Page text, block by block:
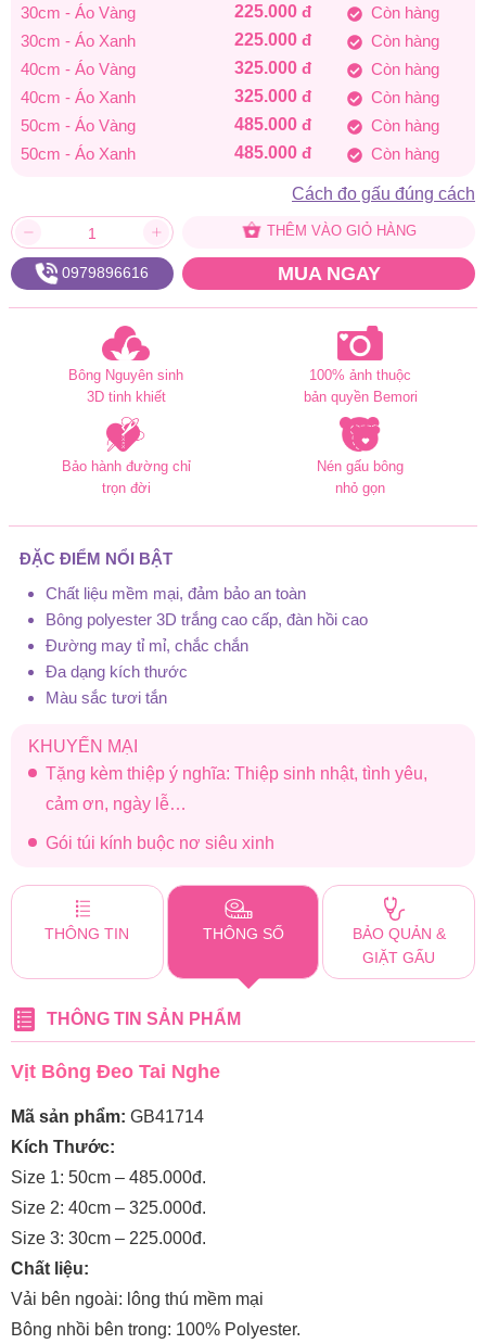
485.000 đ
30cm - Áo Vàng
225.000 đ
Còn hàng
30cm - Áo Xanh
225.000 đ
Còn hàng
40cm - Áo Vàng
325.000 đ
Còn hàng
40cm - Áo Xanh
325.000 đ
Còn hàng
50cm - Áo Vàng
485.000 đ
Còn hàng
50cm - Áo Xanh
485.000 đ Còn hàng
Cách đo gấu đúng cách
THÊM VÀO GIỎ HÀNG
0979896616 MUA NGAY
Bông Nguyên sinh
3D tinh khiết
100% ảnh thuộc
bản quyền Bemori
Bảo hành đường chỉ
trọn đời
Nén gấu bông
nhỏ gọn
ĐẶC ĐIỂM NỔI BẬT
Chất liệu mềm mại, đảm bảo an toàn
Bông polyester 3D trắng cao cấp, đàn hồi cao
Đường may tỉ mỉ, chắc chắn
Đa dạng kích thước
Màu sắc tươi tắn
KHUYẾN MẠI
Tặng kèm thiệp ý nghĩa: Thiệp sinh nhật, tình yêu,
cảm ơn, ngày lễ…
Gói túi kính buộc nơ siêu xinh
THÔNG TIN THÔNG SỐ
BẢO QUẢN &
GIẶT GẤU
THÔNG TIN SẢN PHẨM
Vịt Bông Đeo Tai Nghe
Mã sản phẩm: GB41714
Kích Thước:
Size 1: 50cm – 485.000đ.
Size 2: 40cm – 325.000đ.
Size 3: 30cm – 225.000đ.
Chất liệu:
Vải bên ngoài: lông thú mềm mại
Bông nhồi bên trong: 100% Polyester.